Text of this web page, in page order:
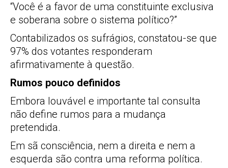
“Você é a favor de uma constituinte exclusiva
e soberana sobre o sistema político?”
Contabilizados os sufrágios, constatou-se que
97% dos votantes responderam
afirmativamente à questão.
Rumos pouco definidos
Embora louvável e importante tal consulta
não define rumos para a mudança
pretendida.
Em sã consciência, nem a direita e nem a
esquerda são contra uma reforma política.